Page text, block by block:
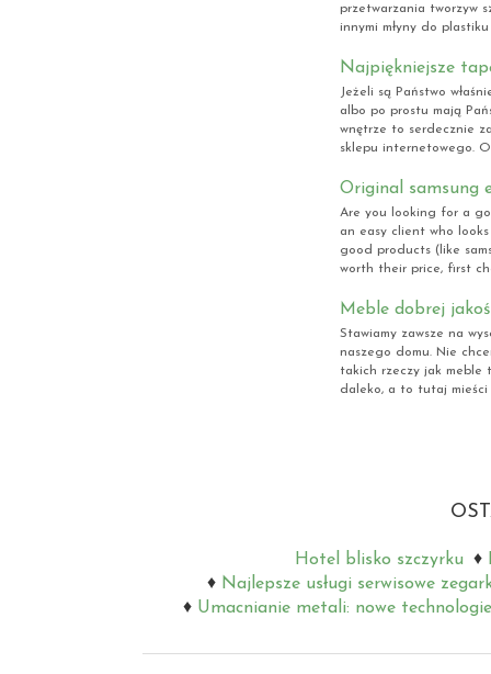
przetwarzania tworzyw
innymi młyny do
Najpiękniejsze
Jeżeli są Państwo
albo po prostu mają
wnętrze to serdecznie
sklepu internetowego.
Original samsung
Are you looking for a
an easy client who
good products (like
worth their price, first
Meble dobrej
Stawiamy zawsze na
naszego domu. Nie
takich rzeczy jak meble
daleko, a to tutaj mieści
Hotel blisko szczyrku
Najlepsze usługi serwisowe
Umacnianie metali: nowe